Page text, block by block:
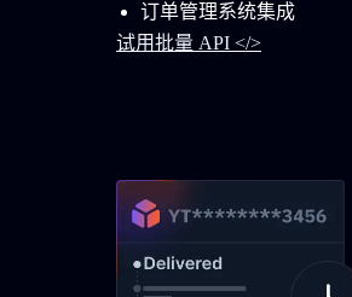
订单管理系统集成
试用批量 API </>